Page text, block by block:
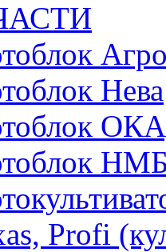
Агро
Нева
Profi